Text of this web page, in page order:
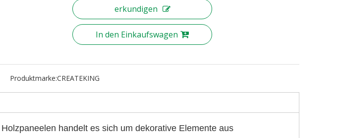
erkundigen
In den Einkaufswagen
Produktmarke:CREATEKING
handelt es sich um dekorative Elemente aus